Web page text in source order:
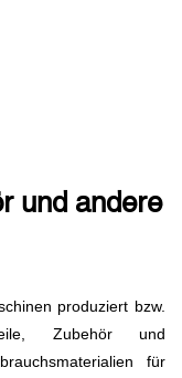
und andere
produziert bzw.
Zubehör und
für